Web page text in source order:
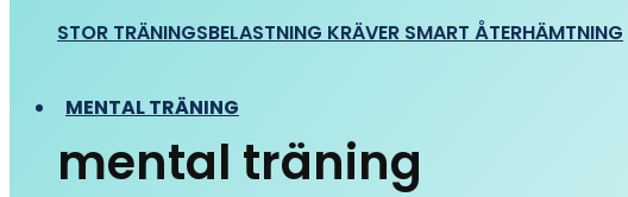
STOR TRÄNINGSBELASTNING KRÄVER SMART ÅTERHÄMTNING
MENTAL TRÄNING
mental träning